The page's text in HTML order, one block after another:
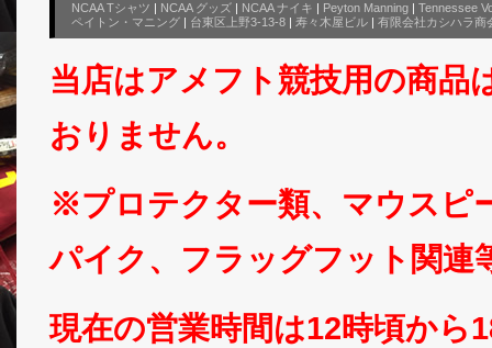
NCAA Tシャツ | NCAA グッズ | NCAA ナイキ | Peyton Manning | Tennessee
ペイトン・マニング | 台東区上野3-13-8 | 寿々木屋ビル | 有限会社カシハラ商
当店はアメフト競技用の商品
おりません。
※プロテクター類、マウスピ
パイク、フラッグフット関連
現在の営業時間は12時頃から